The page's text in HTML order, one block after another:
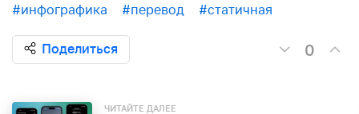
#инфографика #перевод #статичная
Поделиться 0
ЧИТАЙТЕ ДАЛЕЕ